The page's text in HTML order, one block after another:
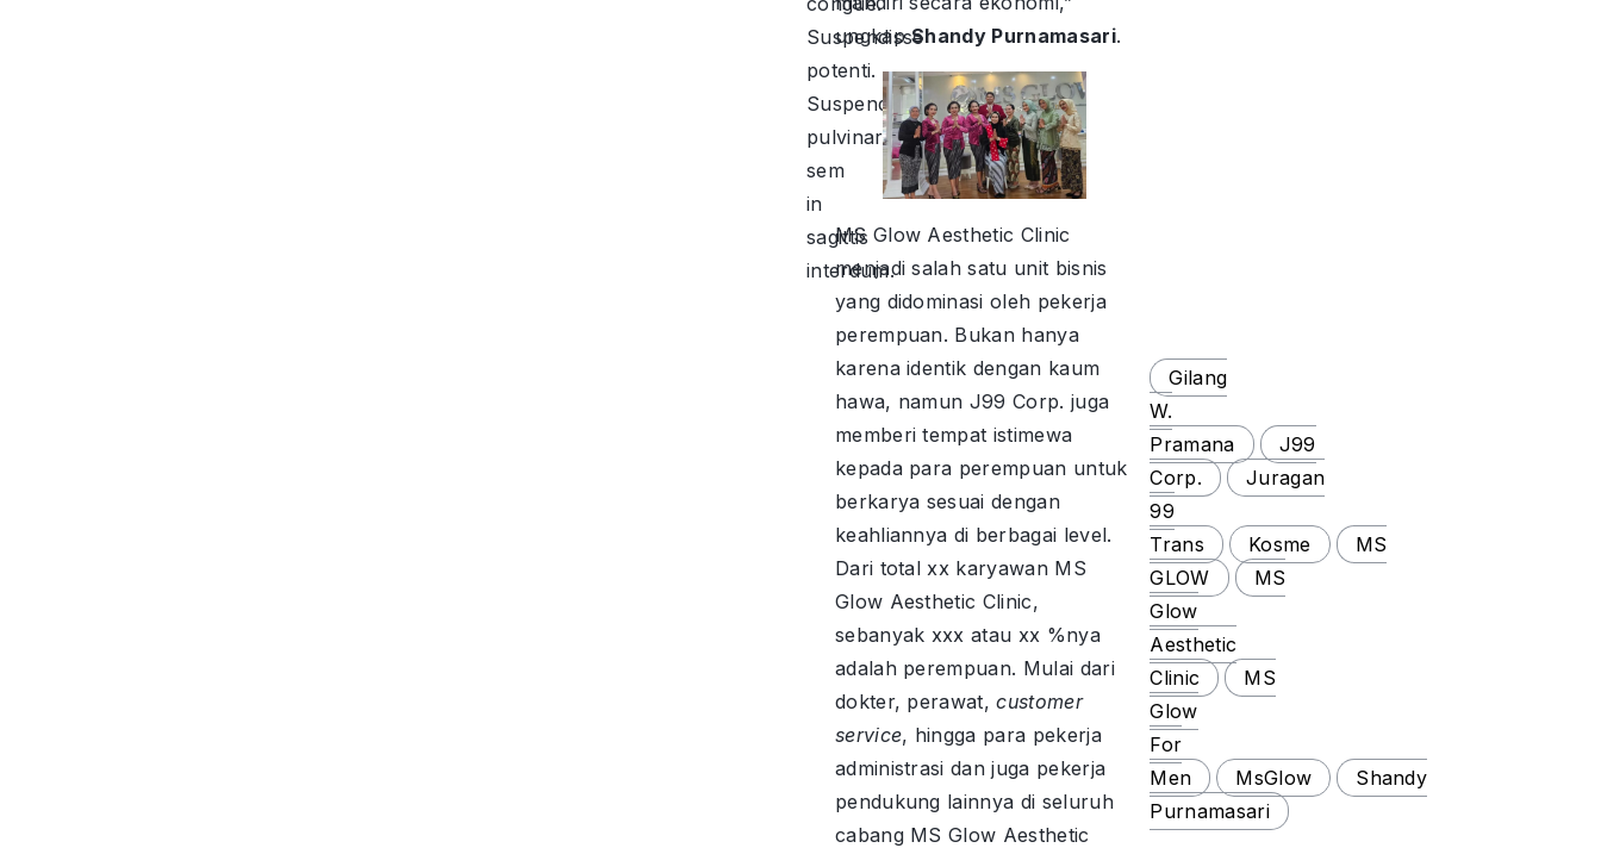
Suspendisse
potenti.
Suspendisse
pulvinar
sem
in
sagittis
interdum.
ungkapShandy Purnamasari.
MS Glow Aesthetic Clinic
menjadi salah satu unit bisnis
yang didominasi oleh pekerja
perempuan. Bukan hanya
karena identik dengan kaum
hawa, namun J99 Corp. juga
memberi tempat istimewa
kepada para perempuan untuk
berkarya sesuai dengan
keahliannya di berbagai level.
Dari total xx karyawan MS
Glow Aesthetic Clinic,
sebanyak xxx atau xx %nya
adalah perempuan. Mulai dari
dokter, perawat,customer
service, hingga para pekerja
administrasi dan juga pekerja
pendukung lainnya di seluruh
cabang MS Glow Aesthetic
Gilang
W.
Pramana
J99
Corp.
Juragan
99
Trans
Kosme
MS
GLOW
MS
Glow
Aesthetic
Clinic
MS
Glow
For
Men
MsGlow
Shandy
Purnamasari